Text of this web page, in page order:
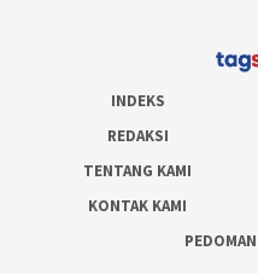
INDEKS
REDAKSI
TENTANG KAMI
KONTAK KAMI